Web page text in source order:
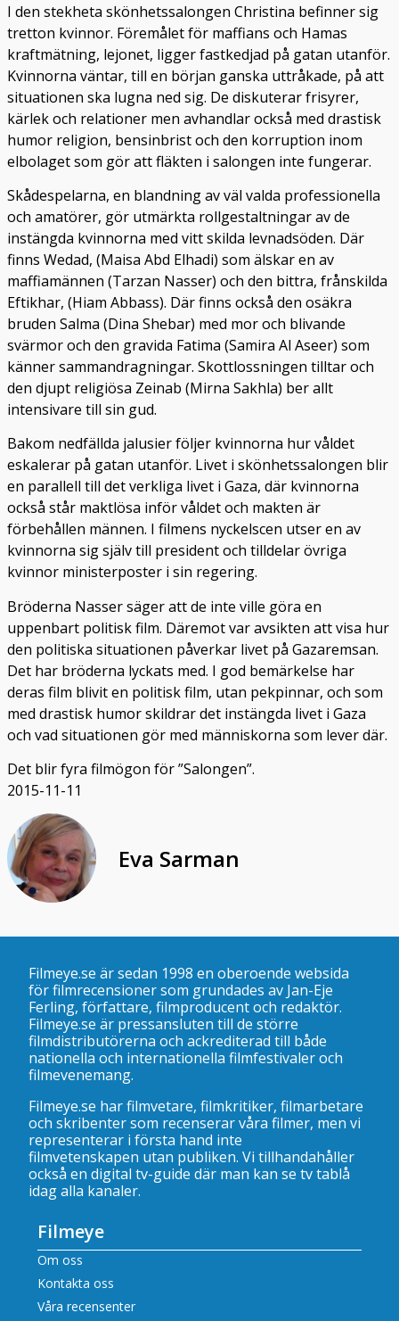
I den stekheta skönhetssalongen Christina befinner sig
tretton kvinnor. Föremålet för maffians och Hamas
kraftmätning, lejonet, ligger fastkedjad på gatan utanför.
Kvinnorna väntar, till en början ganska uttråkade, på att
situationen ska lugna ned sig. De diskuterar frisyrer,
kärlek och relationer men avhandlar också med drastisk
humor religion, bensinbrist och den korruption inom
elbolaget som gör att fläkten i salongen inte fungerar.
Skådespelarna, en blandning av väl valda professionella
och amatörer, gör utmärkta rollgestaltningar av de
instängda kvinnorna med vitt skilda levnadsöden. Där
finns Wedad, (Maisa Abd Elhadi) som älskar en av
maffiamännen (Tarzan Nasser) och den bittra, frånskilda
Eftikhar, (Hiam Abbass). Där finns också den osäkra
bruden Salma (Dina Shebar) med mor och blivande
svärmor och den gravida Fatima (Samira Al Aseer) som
känner sammandragningar. Skottlossningen tilltar och
den djupt religiösa Zeinab (Mirna Sakhla) ber allt
intensivare till sin gud.
Bakom nedfällda jalusier följer kvinnorna hur våldet
eskalerar på gatan utanför. Livet i skönhetssalongen blir
en parallell till det verkliga livet i Gaza, där kvinnorna
också står maktlösa inför våldet och makten är
förbehållen männen. I filmens nyckelscen utser en av
kvinnorna sig själv till president och tilldelar övriga
kvinnor ministerposter i sin regering.
Bröderna Nasser säger att de inte ville göra en
uppenbart politisk film. Däremot var avsikten att visa hur
den politiska situationen påverkar livet på Gazaremsan.
Det har bröderna lyckats med. I god bemärkelse har
deras film blivit en politisk film, utan pekpinnar, och som
med drastisk humor skildrar det instängda livet i Gaza
och vad situationen gör med människorna som lever där.
Det blir fyra filmögon för ”Salongen”.
2015-11-11
Eva Sarman
Filmeye.se är sedan 1998 en oberoende websida
för filmrecensioner som grundades av Jan-Eje
Ferling, författare, filmproducent och redaktör.
Filmeye.se är pressansluten till de större
filmdistributörerna och ackrediterad till både
nationella och internationella filmfestivaler och
filmevenemang.
Filmeye.se har filmvetare, filmkritiker, filmarbetare
och skribenter som recenserar våra filmer, men vi
representerar i första hand inte
filmvetenskapen utan publiken. Vi tillhandahåller
också en digital tv-guide där man kan se tv tablå
idag alla kanaler.
Filmeye
Om oss
Kontakta oss
Våra recensenter